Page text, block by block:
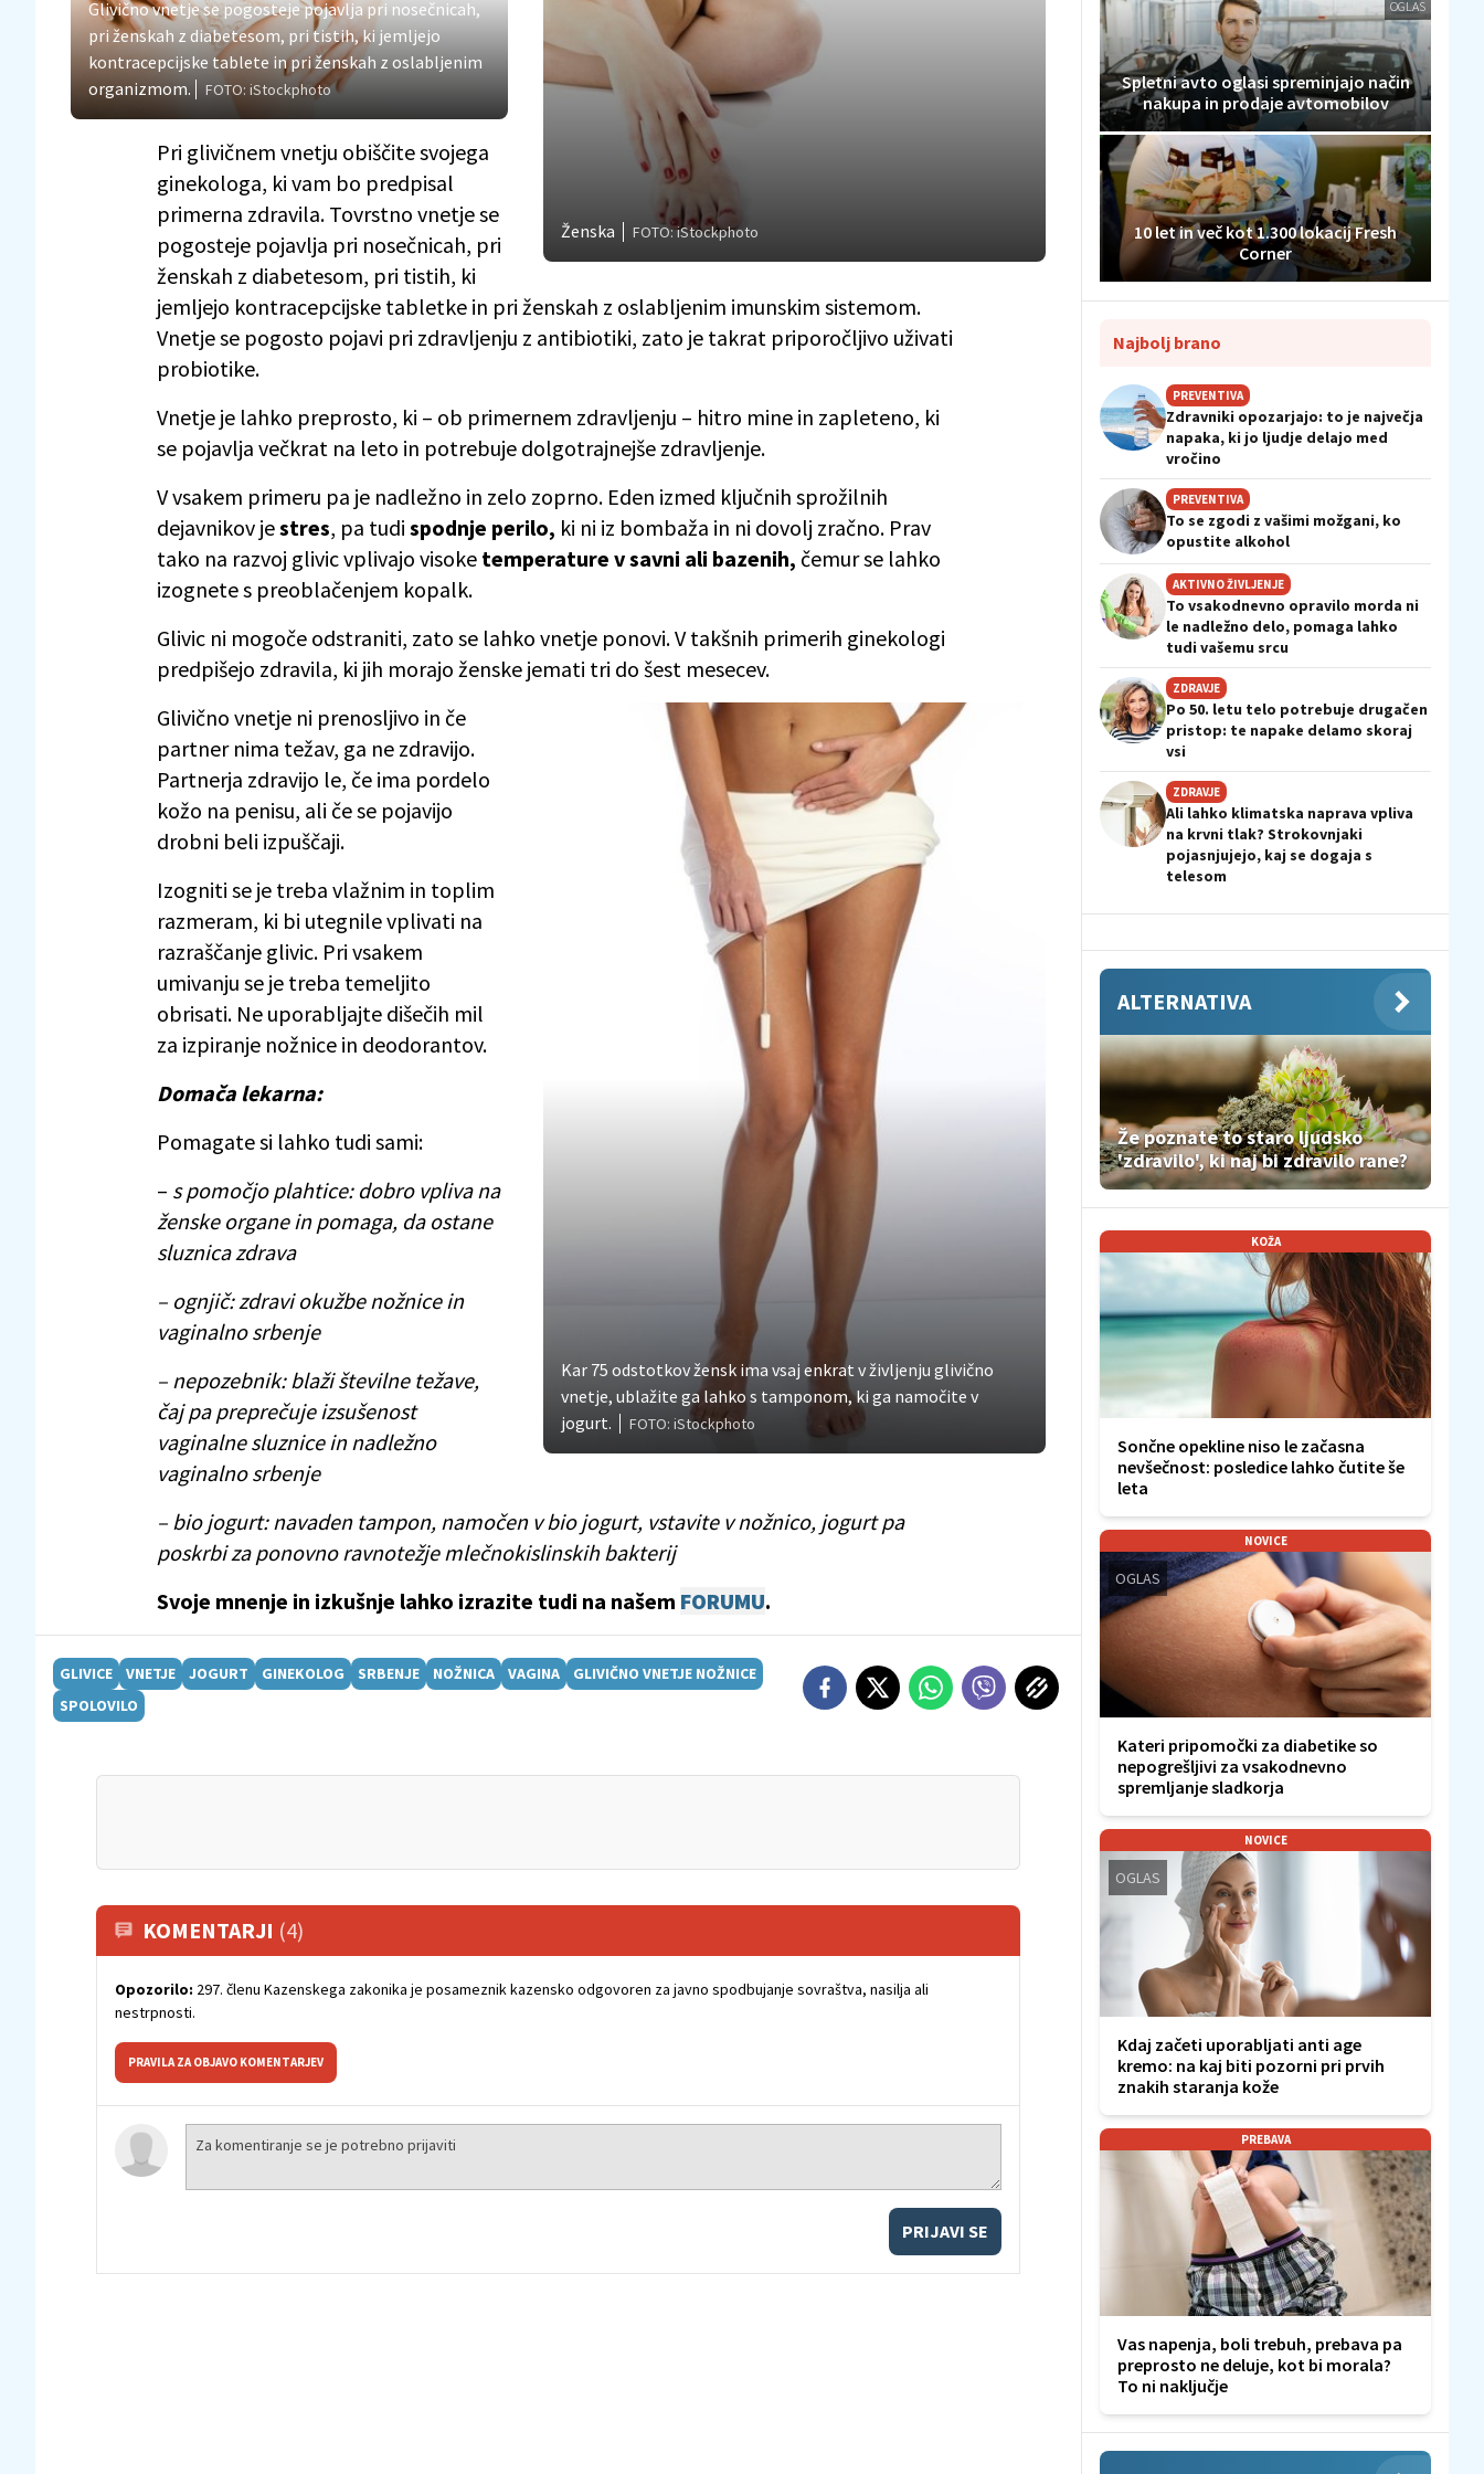
Ženska FOTO: iStockphoto
Glivično vnetje se pogosteje pojavlja pri nosečnicah,
pri ženskah z diabetesom, pri tistih, ki jemljejo
kontracepcijske tablete in pri ženskah z oslabljenim
organizmom.
FOTO: iStockphoto
Pri glivičnem vnetju obiščite svojega
ginekologa, ki vam bo predpisal
primerna zdravila. Tovrstno vnetje se
pogosteje pojavlja pri nosečnicah, pri
ženskah z diabetesom, pri tistih, ki
jemljejo kontracepcijske tabletke in pri ženskah z oslabljenim imunskim sistemom.
Vnetje se pogosto pojavi pri zdravljenju z antibiotiki, zato je takrat priporočljivo uživati
probiotike.
Vnetje je lahko preprosto, ki – ob primernem zdravljenju – hitro mine in zapleteno, ki
se pojavlja večkrat na leto in potrebuje dolgotrajnejše zdravljenje.
V vsakem primeru pa je nadležno in zelo zoprno. Eden izmed ključnih sprožilnih
dejavnikov jestres, pa tudi spodnje perilo, ki ni iz bombaža in ni dovolj zračno. Prav
tako na razvoj glivic vplivajo visoke temperature v savni ali bazenih, čemur se lahko
izognete s preoblačenjem kopalk.
Glivic ni mogoče odstraniti, zato se lahko vnetje ponovi. V takšnih primerih ginekologi
predpišejo zdravila, ki jih morajo ženske jemati tri do šest mesecev.
Kar 75 odstotkov žensk ima vsaj enkrat v življenju glivično
vnetje, ublažite ga lahko s tamponom, ki ga namočite v
jogurt.
FOTO: iStockphoto
Glivično vnetje ni prenosljivo in če
partner nima težav, ga ne zdravijo.
Partnerja zdravijo le, če ima pordelo
kožo na penisu, ali če se pojavijo
drobni beli izpuščaji.
Izogniti se je treba vlažnim in toplim
razmeram, ki bi utegnile vplivati na
razraščanje glivic. Pri vsakem
umivanju se je treba temeljito
obrisati. Ne uporabljajte dišečih mil
za izpiranje nožnice in deodorantov.
Domača lekarna:
Pomagate si lahko tudi sami:
– s pomočjo plahtice: dobro vpliva na
ženske organe in pomaga, da ostane
sluznica zdrava
– ognjič: zdravi okužbe nožnice in
vaginalno srbenje
– nepozebnik: blaži številne težave,
čaj pa preprečuje izsušenost
vaginalne sluznice in nadležno
vaginalno srbenje
– bio jogurt: navaden tampon, namočen v bio jogurt, vstavite v nožnico, jogurt pa
poskrbi za ponovno ravnotežje mlečnokislinskih bakterij
Svoje mnenje in izkušnje lahko izrazite tudi na našem FORUMU.
GLIVICE VNETJE JOGURT GINEKOLOG SRBENJE NOŽNICA VAGINA
GLIVIČNO VNETJE NOŽNICE
SPOLOVILO
KOMENTARJI (4)
Opozorilo: 297. členu Kazenskega zakonika je posameznik kazensko odgovoren za javno spodbujanje sovraštva, nasilja ali
nestrpnosti.
PRAVILA ZA OBJAVO KOMENTARJEV
PRIJAVI SE
OGLAS
Spletni avto oglasi spreminjajo način
nakupa in prodaje avtomobilov
10 let in več kot 1.300 lokacij Fresh
Corner
Najbolj brano
PREVENTIVA
Zdravniki opozarjajo: to je največja
napaka, ki jo ljudje delajo med
vročino
PREVENTIVA
To se zgodi z vašimi možgani, ko
opustite alkohol
AKTIVNO ŽIVLJENJE
To vsakodnevno opravilo morda ni
le nadležno delo, pomaga lahko
tudi vašemu srcu
ZDRAVJE
Po 50. letu telo potrebuje drugačen
pristop: te napake delamo skoraj
vsi
ZDRAVJE
Ali lahko klimatska naprava vpliva
na krvni tlak? Strokovnjaki
pojasnjujejo, kaj se dogaja s
telesom
ALTERNATIVA
Že poznate to staro ljudsko
'zdravilo', ki naj bi zdravilo rane?
KOŽA
Sončne opekline niso le začasna
nevšečnost: posledice lahko čutite še
leta
NOVICE
OGLAS
Kateri pripomočki za diabetike so
nepogrešljivi za vsakodnevno
spremljanje sladkorja
NOVICE
OGLAS
Kdaj začeti uporabljati anti age
kremo: na kaj biti pozorni pri prvih
znakih staranja kože
PREBAVA
Vas napenja, boli trebuh, prebava pa
preprosto ne deluje, kot bi morala?
To ni naključje